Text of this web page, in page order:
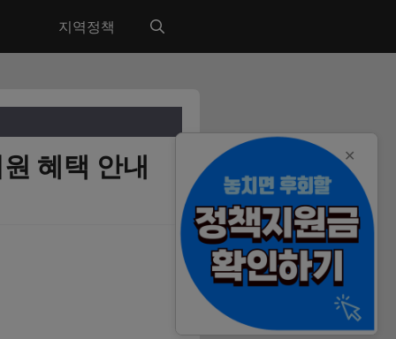
지역정책
혜택 안내 ✕